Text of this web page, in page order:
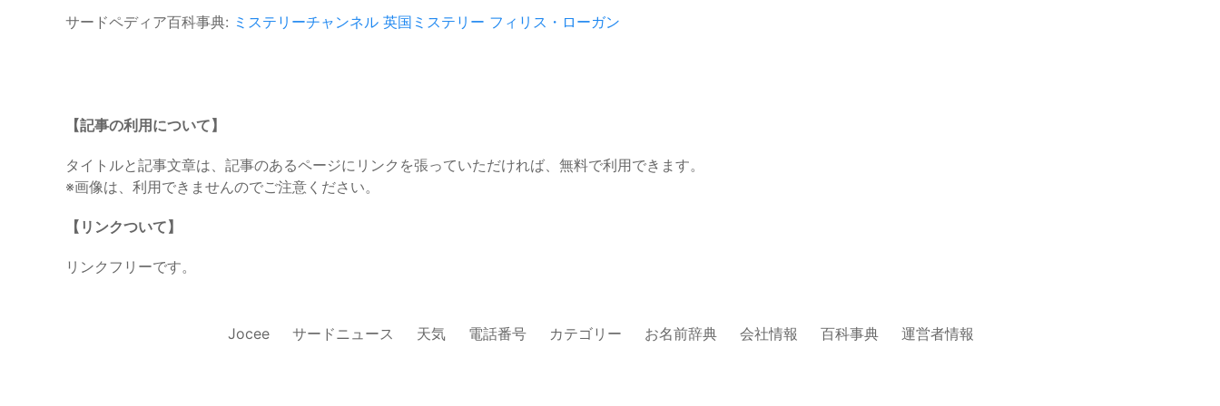
サードペディア百科事典: ミステリーチャンネル 英国ミステリー フィリス・ローガン
【記事の利用について】
タイトルと記事文章は、記事のあるページにリンクを張っていただければ、無料で利用できます。
※画像は、利用できませんのでご注意ください。
【リンクついて】
リンクフリーです。
Jocee サードニュース 天気 電話番号 カテゴリー お名前辞典 会社情報 百科事典 運営者情報